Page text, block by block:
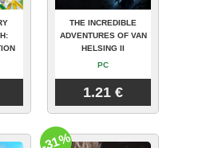
THE INCREDIBLE
ADVENTURES OF VAN
HELSING II
PC
1.21 €
-31%